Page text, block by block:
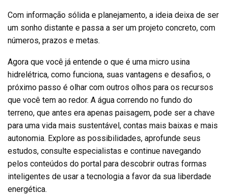
Com informação sólida e planejamento, a ideia deixa de ser
um sonho distante e passa a ser um projeto concreto, com
números, prazos e metas.
Agora que você já entende o que é uma micro usina
hidrelétrica, como funciona, suas vantagens e desafios, o
próximo passo é olhar com outros olhos para os recursos
que você tem ao redor. A água correndo no fundo do
terreno, que antes era apenas paisagem, pode ser a chave
para uma vida mais sustentável, contas mais baixas e mais
autonomia. Explore as possibilidades, aprofunde seus
estudos, consulte especialistas e continue navegando
pelos conteúdos do portal para descobrir outras formas
inteligentes de usar a tecnologia a favor da sua liberdade
energética.